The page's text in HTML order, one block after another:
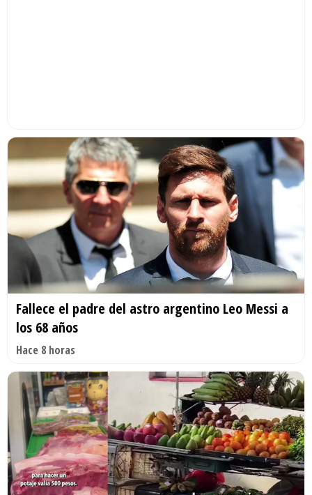
Fallece el padre del astro argentino Leo Messi a
los 68 años
Hace 8 horas